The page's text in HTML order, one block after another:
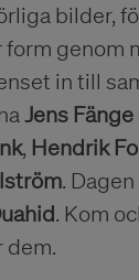
bilder,
genom
in till
Jens Fänge
, Hendrik
.
. Kom